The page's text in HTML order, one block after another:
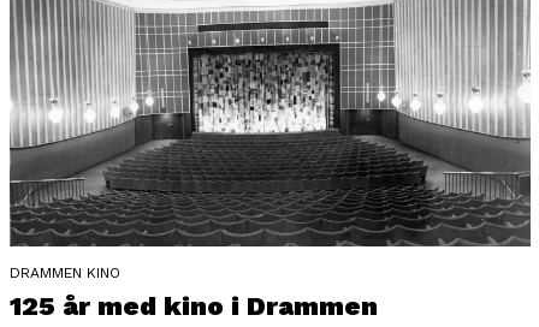
DRAMMEN KINO
125 år med kino i Drammen